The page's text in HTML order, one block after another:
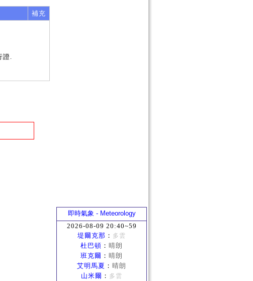
補充
證.
即時氣象 - Meteorology
2026-08-09 20:40~59
堤爾克那 ： 多雲
杜巴頓 ： 晴朗
班克爾 ： 晴朗
艾明馬夏 ： 晴朗
山米爾 ： 多雲